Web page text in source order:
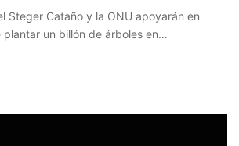
Steger Cataño y la ONU apoyarán en
un billón de árboles en…